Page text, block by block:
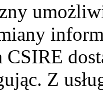
CSIRE
Z